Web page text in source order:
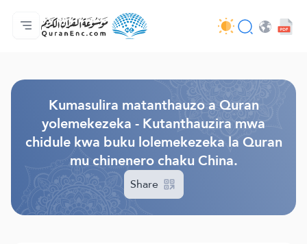
Lalikulu
Mndandanda wa mabuku otanthauzira mau
Audio
Ntchito za otukula lutso la intaneti - API
Zokhuza ntchito
Lumikizanani nafe
Chiyankhulo
Kumasulira matanthauzo a Quran
yolemekezeka - Kutanthauzira mwa
chidule kwa buku lolemekezeka la Quran
mu chinenero chaku China.
Share